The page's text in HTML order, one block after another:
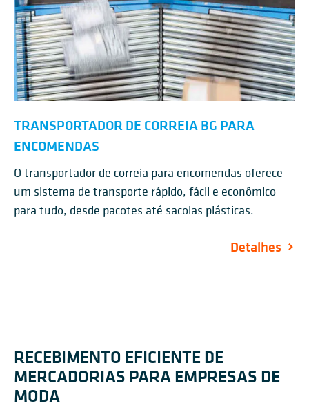
TRANSPORTADOR DE CORREIA BG PARA
ENCOMENDAS
O transportador de correia para encomendas oferece
um sistema de transporte rápido, fácil e econômico
para tudo, desde pacotes até sacolas plásticas.
Detalhes
RECEBIMENTO EFICIENTE DE
MERCADORIAS PARA EMPRESAS DE
MODA